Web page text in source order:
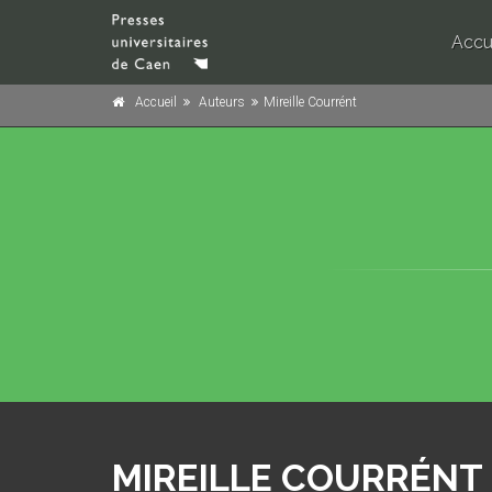
Accueil Auteurs Mireille Courrént
MIREILLE COURRÉNT